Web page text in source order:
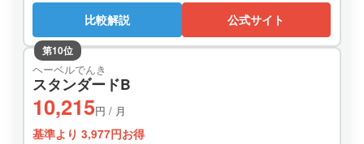
比較解説 公式サイト
第10位
ヘーベルでんき
スタンダードB
10,215円 / 月
基準より 3,977円お得